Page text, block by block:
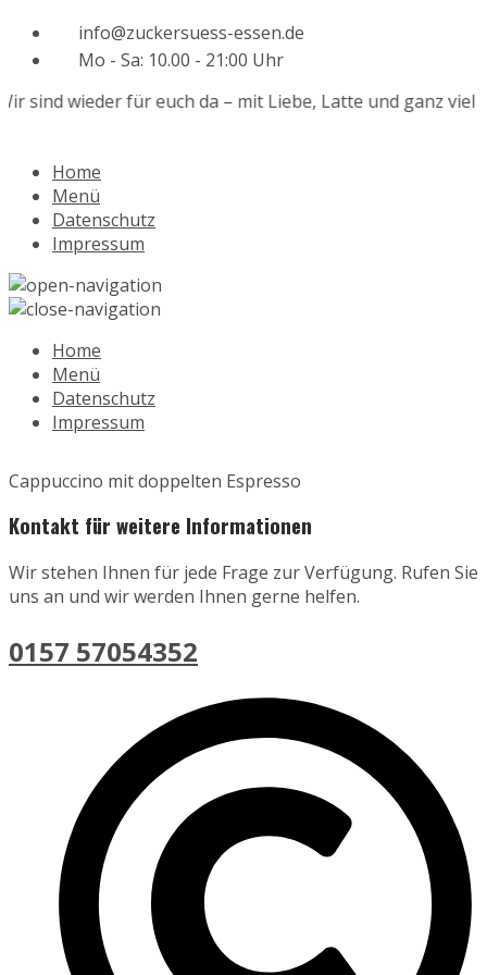
info@zuckersuess-essen.de
Mo - Sa: 10.00 - 21:00 Uhr
sind wieder für euch da – mit Liebe, Latte und ganz viel
Home
Menü
Datenschutz
Impressum
Home
Menü
Datenschutz
Impressum
Cappuccino mit doppelten Espresso
Kontakt für weitere Informationen
Wir stehen Ihnen für jede Frage zur Verfügung. Rufen Sie
uns an und wir werden Ihnen gerne helfen.
0157 57054352